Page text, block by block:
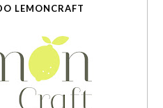
LEMONCRAFT